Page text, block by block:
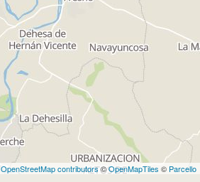
OpenStreetMap contributors©OpenMapTiles © Parcello